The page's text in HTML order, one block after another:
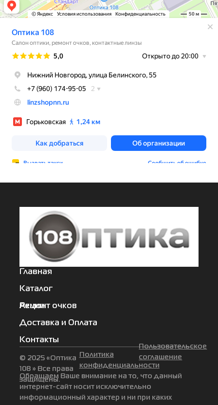
Главная
Каталог
Акции
Ремонт очков
Доставка и Оплата
Контакты
© 2025 «Оптика
108 » Все права
защищены.
Политика
конфиденциальности
Пользовательское
соглашение
Обращаем Ваше внимание на то, что данный
интернет-сайт носит исключительно
информационный характер и ни при каких